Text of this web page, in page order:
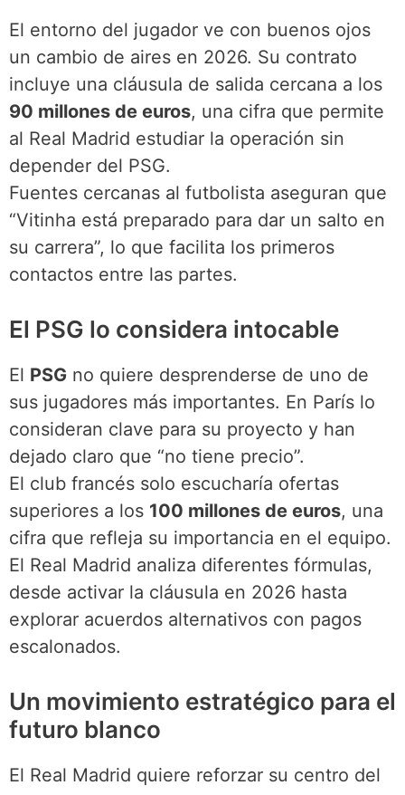
El entorno del jugador ve con buenos ojos
un cambio de aires en 2026. Su contrato
incluye una cláusula de salida cercana a los
90 millones de euros, una cifra que permite
al Real Madrid estudiar la operación sin
depender del PSG.
Fuentes cercanas al futbolista aseguran que
“Vitinha está preparado para dar un salto en
su carrera”, lo que facilita los primeros
contactos entre las partes.
El PSG lo considera intocable
El PSG no quiere desprenderse de uno de
sus jugadores más importantes. En París lo
consideran clave para su proyecto y han
dejado claro que “no tiene precio”.
El club francés solo escucharía ofertas
superiores a los 100 millones de euros, una
cifra que refleja su importancia en el equipo.
El Real Madrid analiza diferentes fórmulas,
desde activar la cláusula en 2026 hasta
explorar acuerdos alternativos con pagos
escalonados.
Un movimiento estratégico para el
futuro blanco
El Real Madrid quiere reforzar su centro del